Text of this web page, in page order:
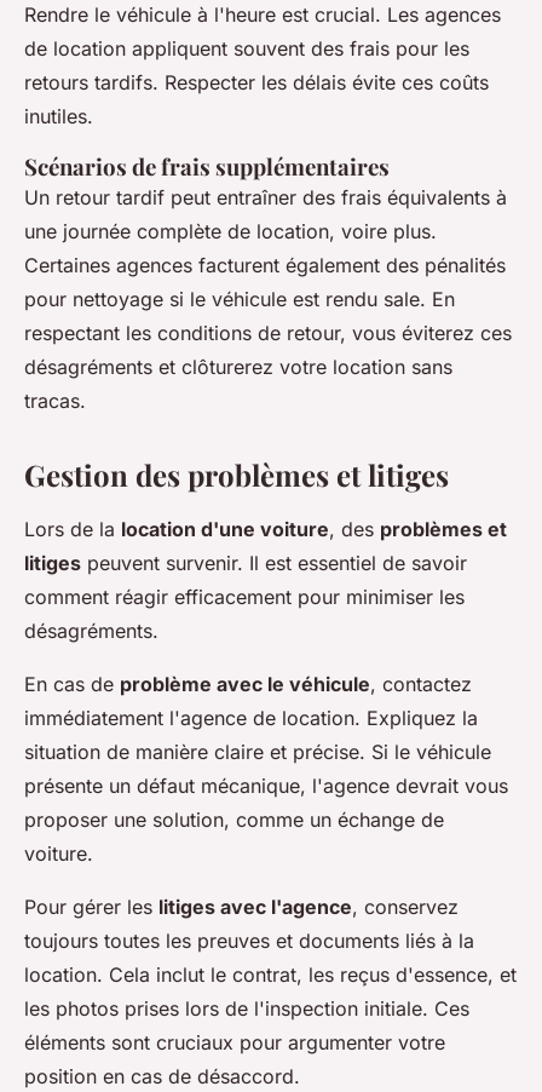
Rendre le véhicule à l'heure est crucial. Les agences
de location appliquent souvent des frais pour les
retours tardifs. Respecter les délais évite ces coûts
inutiles.
Scénarios de frais supplémentaires
Un retour tardif peut entraîner des frais équivalents à
une journée complète de location, voire plus.
Certaines agences facturent également des pénalités
pour nettoyage si le véhicule est rendu sale. En
respectant les conditions de retour, vous éviterez ces
désagréments et clôturerez votre location sans
tracas.
Gestion des problèmes et litiges
Lors de la location d'une voiture, des problèmes et
litiges peuvent survenir. Il est essentiel de savoir
comment réagir efficacement pour minimiser les
désagréments.
En cas de problème avec le véhicule, contactez
immédiatement l'agence de location. Expliquez la
situation de manière claire et précise. Si le véhicule
présente un défaut mécanique, l'agence devrait vous
proposer une solution, comme un échange de
voiture.
Pour gérer les litiges avec l'agence, conservez
toujours toutes les preuves et documents liés à la
location. Cela inclut le contrat, les reçus d'essence, et
les photos prises lors de l'inspection initiale. Ces
éléments sont cruciaux pour argumenter votre
position en cas de désaccord.